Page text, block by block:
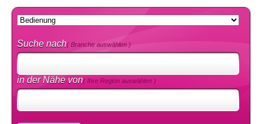
Suche nach( Branche auswählen )
in der Nähe von( Ihre Region auswählen )